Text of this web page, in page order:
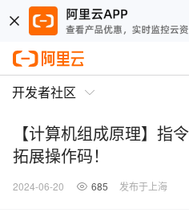
开发者社区
【计算机组成原理】指
拓展操作码！
2024-06-20 685 发布于上海